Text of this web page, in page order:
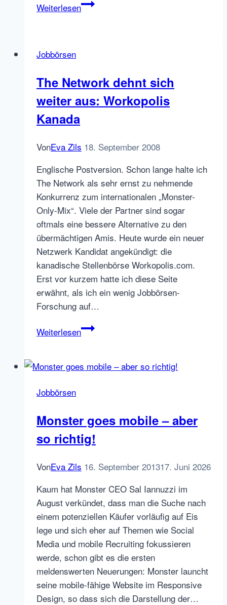
Weiterlesen7
E-
Commerce
Jobbörsen
The Network dehnt sich
weiter aus: Workopolis
Kanada
VonEva Zils 18. September 2008
Englische Postversion. Schon lange halte ich
The Network als sehr ernst zu nehmende
Konkurrenz zum internationalen „Monster-
Only-Mix“. Viele der Partner sind sogar
oftmals eine bessere Alternative zu den
übermächtigen Amis. Heute wurde ein neuer
Netzwerk Kandidat angekündigt: die
kanadische Stellenbörse Workopolis.com.
Erst vor kurzem hatte ich diese Seite
erwähnt, als ich ein wenig Jobbörsen-
Forschung auf…
WeiterlesenThe
sich
Kanada
Jobbörsen
Monster goes mobile – aber
so richtig!
VonEva Zils 16. September 201317. Juni 2026
Kaum hat Monster CEO Sal Iannuzzi im
August verkündet, dass man die Suche nach
einem potenziellen Käufer vorläufig auf Eis
lege und sich eher auf Themen wie Social
Media und mobile Recruiting fokussieren
werde, schon gibt es die ersten
meldenswerten Neuerungen: Monster launcht
seine mobile-fähige Website im Responsive
Design, so dass sich die Darstellung der…